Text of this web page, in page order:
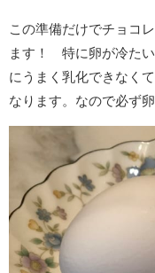
この準備だけでチョコ
ます！ 特に卵が冷た
にうまく乳化できなく
なります。なので必ず